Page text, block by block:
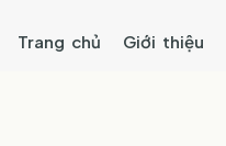
Trang chủ Giới thiệu